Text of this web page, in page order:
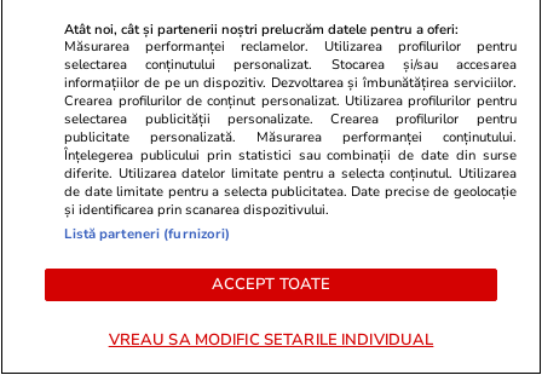
Lifestyle 17 iul.
De ce să nu păstrezi cartofii
Atât noi, cât și partenerii noștri prelucrăm datele pentru a oferi:
Măsurarea performanței reclamelor. Utilizarea profilurilor pentru
selectarea conținutului personalizat. Stocarea și/sau accesarea
informațiilor de pe un dispozitiv. Dezvoltarea și îmbunătățirea serviciilor.
Crearea profilurilor de conținut personalizat. Utilizarea profilurilor pentru
selectarea publicității personalizate. Crearea profilurilor pentru
publicitate personalizată. Măsurarea performanței conținutului.
Înțelegerea publicului prin statistici sau combinații de date din surse
diferite. Utilizarea datelor limitate pentru a selecta conținutul. Utilizarea
de date limitate pentru a selecta publicitatea. Date precise de geolocație
și identificarea prin scanarea dispozitivului.
Listă parteneri (furnizori)
ACCEPT TOATE
VREAU SA MODIFIC SETARILE INDIVIDUAL